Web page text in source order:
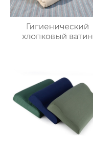
Гигиенический
хлопковый ватин